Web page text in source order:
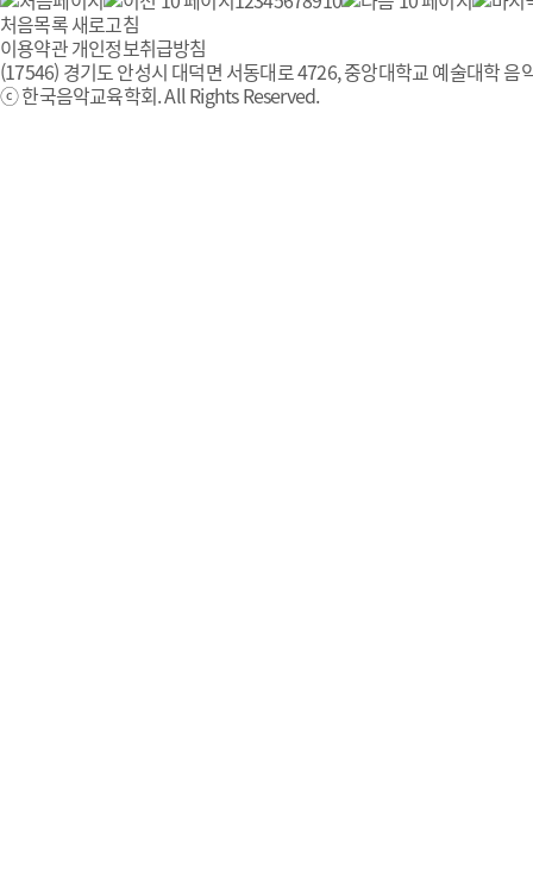
처음목록새로고침
이용약관개인정보취급방침
(17546) 경기도 안성시 대덕면 서동대로 4726, 중앙대학교 예술대학 음
ⓒ 한국음악교육학회. All Rights Reserved.